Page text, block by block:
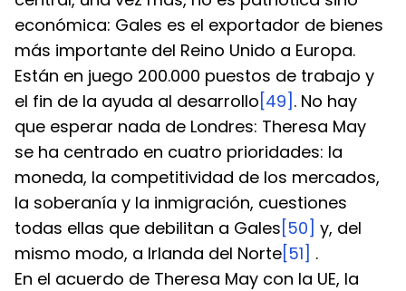
económica: Gales es el exportador de bienes
más importante del Reino Unido a Europa.
Están en juego 200.000 puestos de trabajo y
el fin de la ayuda al desarrollo [49] . No hay
que esperar nada de Londres: Theresa May
se ha centrado en cuatro prioridades: la
moneda, la competitividad de los mercados,
la soberanía y la inmigración, cuestiones
todas ellas que debilitan a Gales [50] y, del
mismo modo, a Irlanda del Norte[51] .
En el acuerdo de Theresa May con la UE, la